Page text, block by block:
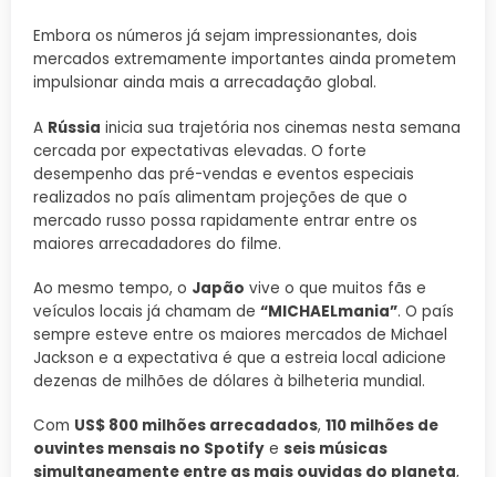
Embora os números já sejam impressionantes, dois
mercados extremamente importantes ainda prometem
impulsionar ainda mais a arrecadação global.
A Rússia inicia sua trajetória nos cinemas nesta semana
cercada por expectativas elevadas. O forte
desempenho das pré-vendas e eventos especiais
realizados no país alimentam projeções de que o
mercado russo possa rapidamente entrar entre os
maiores arrecadadores do filme.
Ao mesmo tempo, o Japão vive o que muitos fãs e
veículos locais já chamam de “MICHAELmania”. O país
sempre esteve entre os maiores mercados de Michael
Jackson e a expectativa é que a estreia local adicione
dezenas de milhões de dólares à bilheteria mundial.
Com US$ 800 milhões arrecadados, 110 milhões de
ouvintes mensais no Spotify e seis músicas
simultaneamente entre as mais ouvidas do planeta,